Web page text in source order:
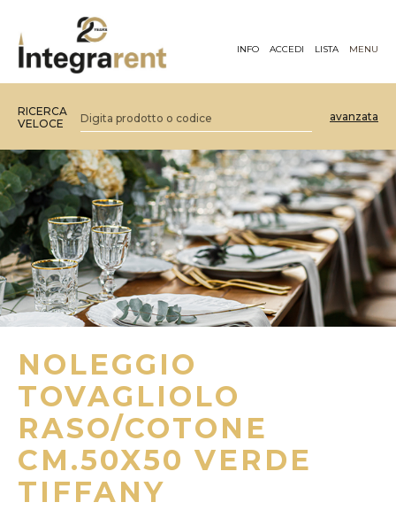
INFO ACCEDI LISTA MENU
RICERCA
VELOCE
avanzata
NOLEGGIO
TOVAGLIOLO
RASO/COTONE
CM.50X50 VERDE
TIFFANY